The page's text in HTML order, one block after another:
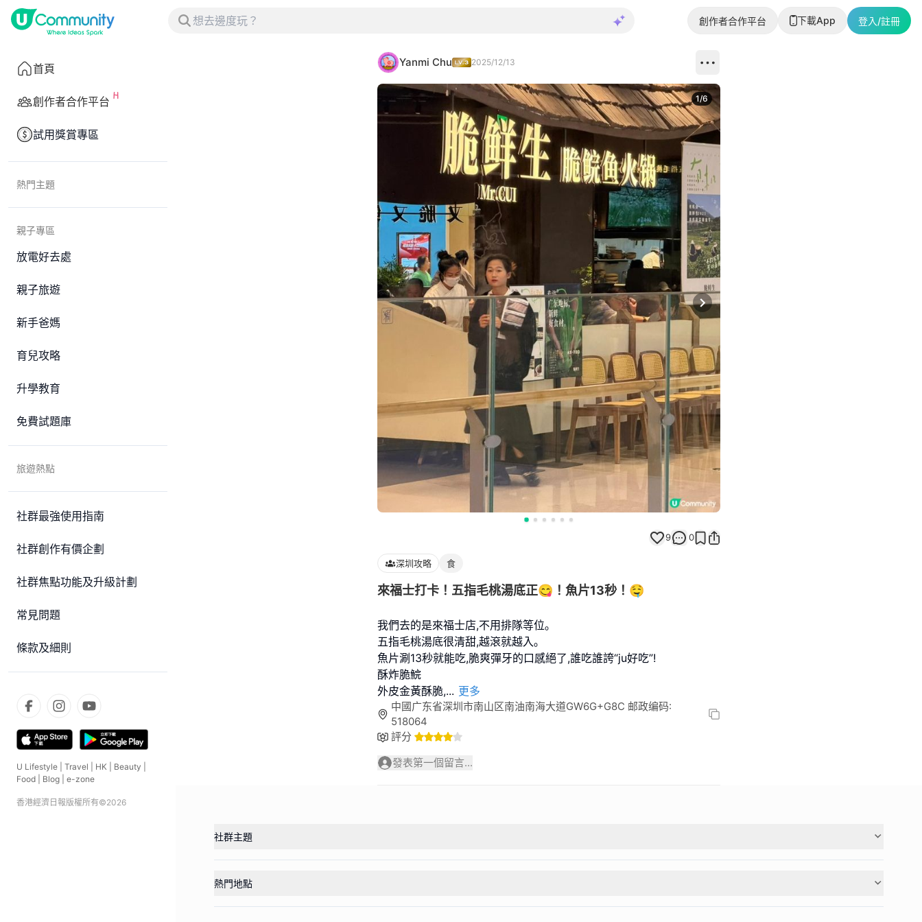
創作者合作平台 下載App 登入/註冊
首頁
創作者合作平台
試用獎賞專區
熱門主題
親子專區
放電好去處
親子旅遊
新手爸媽
育兒攻略
升學教育
免費試題庫
旅遊熱點
社群最強使用指南
社群創作有價企劃
社群焦點功能及升級計劃
常見問題
條款及細則
U Lifestyle Travel HK Beauty
Food
Blog e-zone
香港經濟日報版權所有©2026
Yanmi Chu 2025/12/13
Next slide
1/6
9 0
深圳攻略 食
來福士打卡！五指毛桃湯底正😋！魚片13秒！🤤
我們去的是來福士店,不用排隊等位｡
五指毛桃湯底很清甜,越滾就越入｡
魚片涮13秒就能吃,脆爽彈牙的口感絕了,誰吃誰誇“ju好吃”!
酥炸脆鯇
外皮金黃酥脆,... 更多
中國广东省深圳市南山区南油南海大道GW6G+G8C 邮政编码:
518064
評分
發表第一個留言...
社群主題
熱門地點